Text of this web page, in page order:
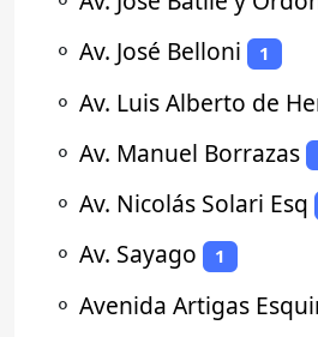
⚬ Av. José Belloni 1
⚬ Av. Luis Alberto de
⚬ Av. Manuel Borrazas
⚬ Av. Nicolás Solari Esq
⚬ Av. Sayago 1
⚬ Avenida Artigas